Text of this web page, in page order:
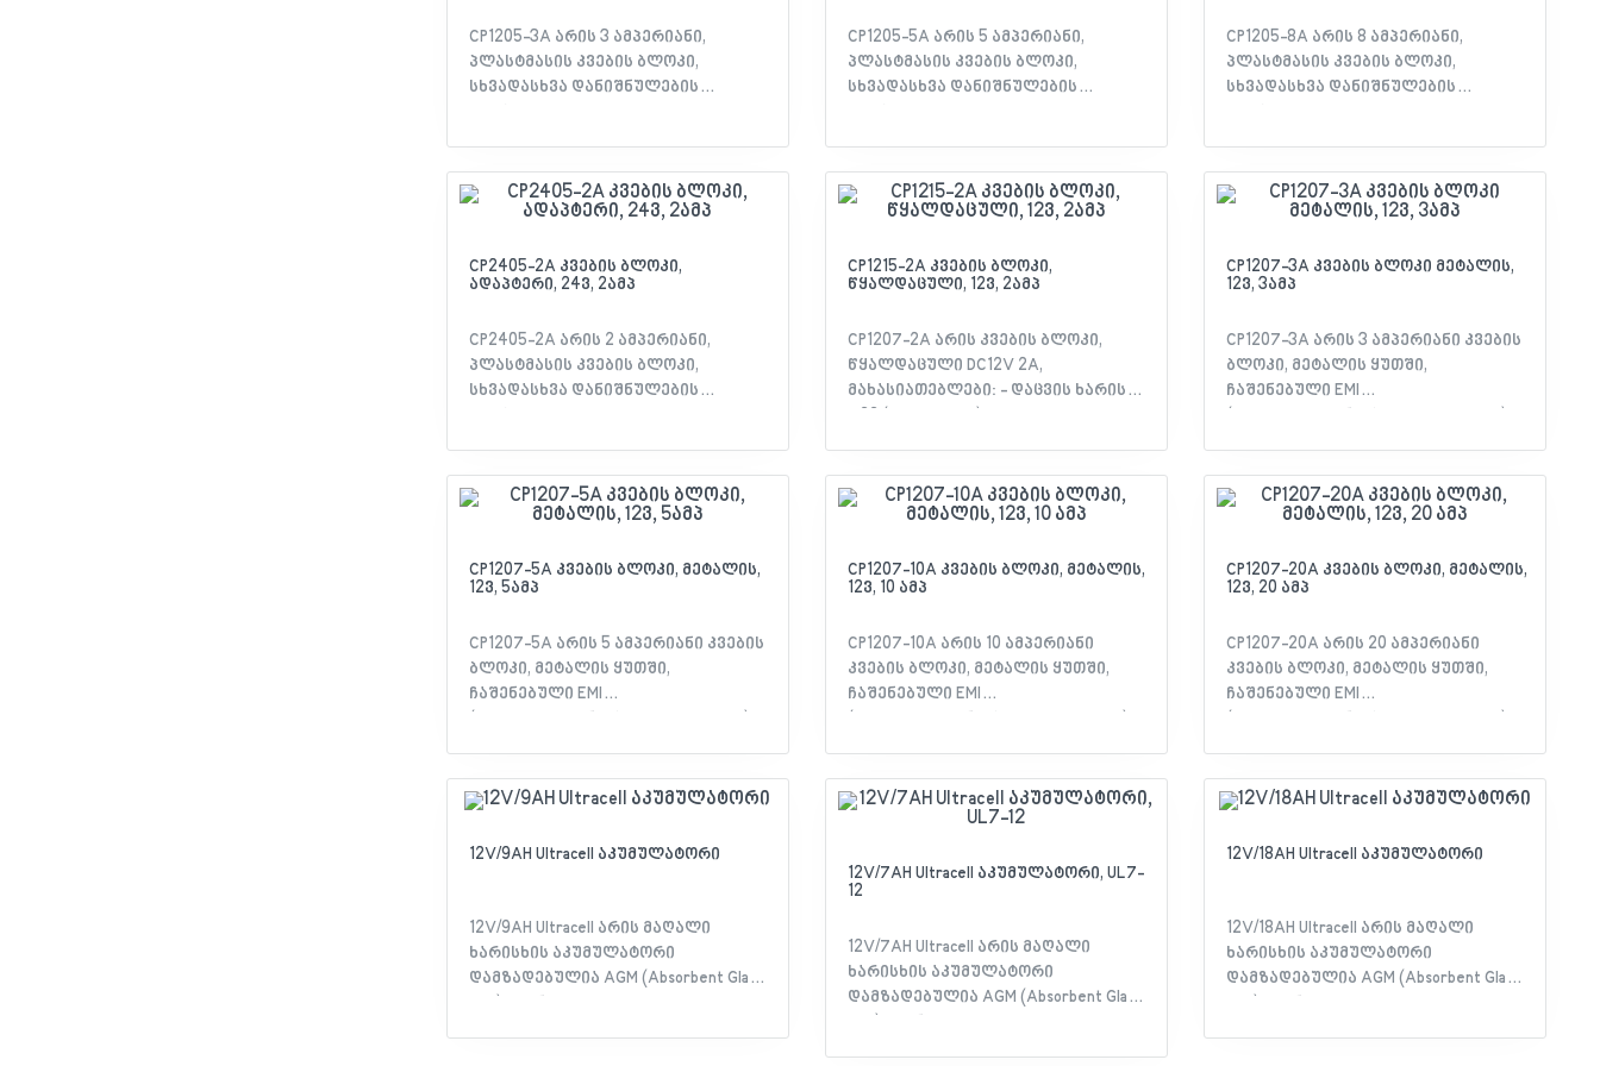
CP1205-3A არის 3 ამპერიანი,
პლასტმასის კვების ბლოკი,
სხვადასხვა დანიშნულების
CP1205-5A არის 5 ამპერიანი,
პლასტმასის კვების ბლოკი,
სხვადასხვა დანიშნულების
CP1205-8A არის 8 ამპერიანი,
პლასტმასის კვების ბლოკი,
სხვადასხვა დანიშნულების
CP2405-2A კვების ბლოკი,
ადაპტერი, 24ვ, 2ამპ
CP2405-2A არის 2 ამპერიანი,
პლასტმასის კვების ბლოკი,
სხვადასხვა დანიშნულების
CP1215-2A კვების ბლოკი,
წყალდაცული, 12ვ, 2ამპ
CP1207-2A არის კვების ბლოკი,
წყალდაცული DC12V 2A,
მახასიათებლები: - დაცვის ხარისხი
CP1207-3A კვების ბლოკი მეტალის,
12ვ, 3ამპ
CP1207-3A არის 3 ამპერიანი კვების
ბლოკი, მეტალის ყუთში,
ჩაშენებული EMI
გადატვირთვა/ ძაბვა/ ტემპერატურა.
CP1207-5A კვების ბლოკი, მეტალის,
12ვ, 5ამპ
CP1207-5A არის 5 ამპერიანი კვების
ბლოკი, მეტალის ყუთში,
ჩაშენებული EMI
გადატვირთვა/ ძაბვა/ ტემპერატურა.
CP1207-10A კვების ბლოკი, მეტალის,
12ვ, 10 ამპ
CP1207-10A არის 10 ამპერიანი
კვების ბლოკი, მეტალის ყუთში,
ჩაშენებული EMI
გადატვირთვა/ ძაბვა/ ტემპერატურა.
CP1207-20A კვების ბლოკი, მეტალის,
12ვ, 20 ამპ
CP1207-20A არის 20 ამპერიანი
კვების ბლოკი, მეტალის ყუთში,
ჩაშენებული EMI
გადატვირთვა/ ძაბვა/ ტემპერატურა.
12V/9AH Ultracell აკუმულატორი
12V/9AH Ultracell არის მაღალი
ხარისხის აკუმულატორი
დამზადებულია AGM (Absorbent Glass
12V/7AH Ultracell აკუმულატორი, UL7-
12
12V/7AH Ultracell არის მაღალი
ხარისხის აკუმულატორი
დამზადებულია AGM (Absorbent Glass
12V/18AH Ultracell აკუმულატორი
12V/18AH Ultracell არის მაღალი
ხარისხის აკუმულატორი
დამზადებულია AGM (Absorbent Glass